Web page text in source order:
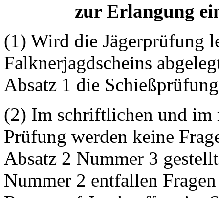
zur Erlangung
(1) Wird die Jägerprüfung
Falknerjagdscheins
Absatz 1 die
(2) Im schriftlichen und im
Prüfung werden keine
Absatz 2 Nummer 3
Nummer 2 entfallen